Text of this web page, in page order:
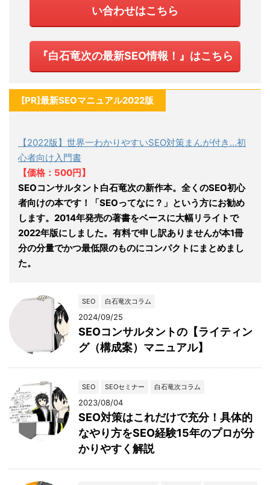
い合わせはこちら
『白石竜次の最新SEO情報！』はこちら
[PR]最新SEOマニュアル2022版
【2022版】世界一わかりやすいSEO対策まんが付き…初
心者向け入門書
【価格：500円】
SEOコンサルタント白石竜次の新作本。全くのSEO初心
者向けの本です！「SEOってなに？」という方にお勧め
します。2014年発売の著書をベースに大幅リライトで
2022年版にしました。有料で申し訳ありませんが本1冊
分の分量でかつ最低限のものにコンパクトにまとめまし
た。
SEO 白石竜次コラム
2024/09/25
SEOコンサルタントの【ライティン
グ（構成案）マニュアル】
SEO SEOセミナー 白石竜次コラム
2023/08/04
SEO対策はこれだけで充分！具体的
なやり方をSEO経験15年のプロが分
かりやすく解説